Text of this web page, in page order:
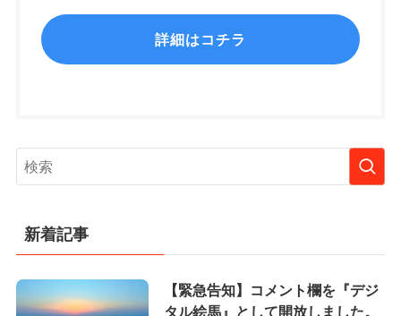
詳細はコチラ
新着記事
【緊急告知】コメント欄を『デジ
タル絵馬』として開放しました。